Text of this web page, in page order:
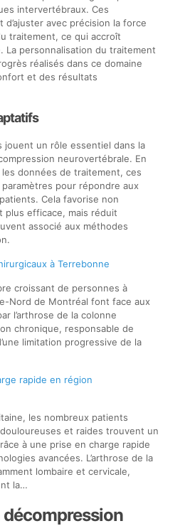
intervertébraux. Ces
avec précision la force
traitement, ce qui accroît
La personnalisation du traitement
réalisés dans ce domaine
et des résultats
jouent un rôle essentiel dans la
neurovertébrale. En
données de traitement, ces
pour répondre aux
Cela favorise non
plus efficace, mais réduit
associé aux méthodes
à Terrebonne
croissant de personnes à
Nord de Montréal font face aux
l’arthrose de la colonne
chronique, responsable de
limitation progressive de la
rapide en région
les nombreux patients
et raides trouvent un
à une prise en charge rapide
avancées. L’arthrose de la
lombaire et cervicale,
la…